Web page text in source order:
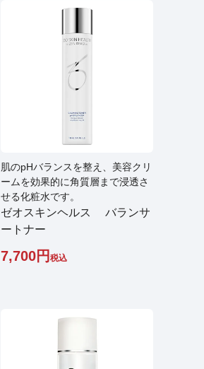
肌のpHバランスを整え、美容クリ
ームを効果的に角質層まで浸透さ
せる化粧水です。
ゼオスキンヘルス バランサ
ートナー
7,700 税込